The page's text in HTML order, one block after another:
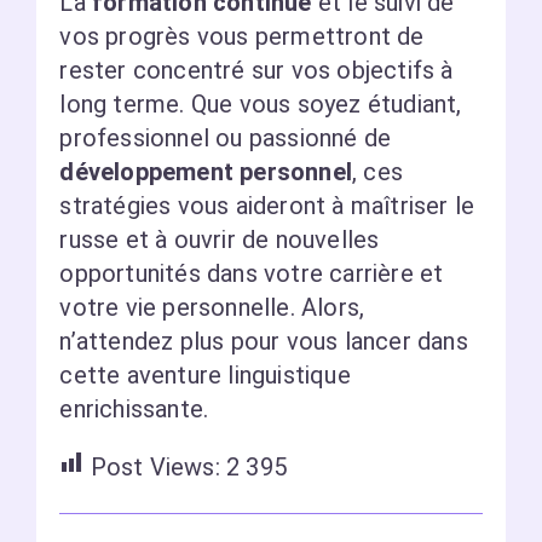
vos progrès vous permettront de
rester concentré sur vos objectifs à
long terme. Que vous soyez étudiant,
professionnel ou passionné de
développement personnel, ces
stratégies vous aideront à maîtriser le
russe et à ouvrir de nouvelles
opportunités dans votre carrière et
votre vie personnelle. Alors,
n’attendez plus pour vous lancer dans
cette aventure linguistique
enrichissante.
Post Views: 2 395